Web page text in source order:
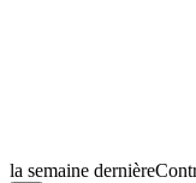
la semaine dernière